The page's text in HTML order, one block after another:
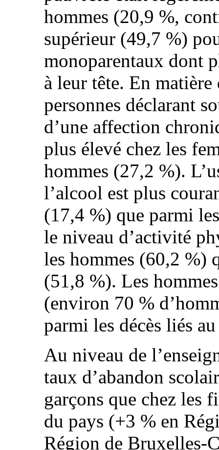
hommes (20,9 %,
supérieur (49,7 %)
monoparentaux dont
à leur tête. En matière
personnes déclarant
d’une affection
plus élevé chez les
hommes (27,2 %).
l’alcool est plus
(17,4 %) que parmi
le niveau d’activité
les hommes (60,2 %)
(51,8 %). Les
(environ 70 %
parmi les décès liés
Au niveau de
taux d’abandon
garçons que chez les
du pays (+3 % en
Région de Bruxelles-